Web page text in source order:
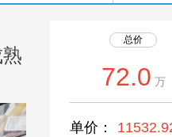
总价
72.0 万
单价：